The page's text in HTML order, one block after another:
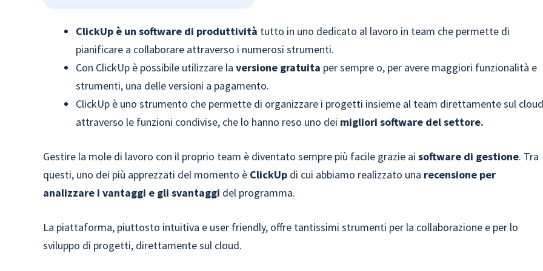
ClickUp è un software di produttività tutto in uno dedicato al lavoro in team che permette di
pianificare a collaborare attraverso i numerosi strumenti.
Con ClickUp è possibile utilizzare laversione gratuita per sempre o, per avere maggiori funzionalità e
strumenti, una delle versioni a pagamento.
ClickUp è uno strumento che permette di organizzare i progetti insieme al team direttamente sul cloud
attraverso le funzioni condivise, che lo hanno reso uno dei migliori software del settore.
Gestire la mole di lavoro con il proprio team è diventato sempre più facile grazie aisoftware di gestione. Tra
questi, uno dei più apprezzati del momento è ClickUp di cui abbiamo realizzato una recensione per
analizzare i vantaggi e gli svantaggi del programma.
La piattaforma, piuttosto intuitiva e user friendly, offre tantissimi strumenti per la collaborazione e per lo
sviluppo di progetti, direttamente sul cloud.